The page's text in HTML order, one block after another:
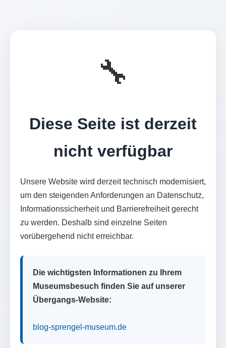
🔧
Diese Seite ist derzeit
nicht verfügbar
Unsere Website wird derzeit technisch modernisiert,
um den steigenden Anforderungen an Datenschutz,
Informationssicherheit und Barrierefreiheit gerecht
zu werden. Deshalb sind einzelne Seiten
vorübergehend nicht erreichbar.
Die wichtigsten Informationen zu Ihrem
Museumsbesuch finden Sie auf unserer
Übergangs-Website:
blog-sprengel-museum.de